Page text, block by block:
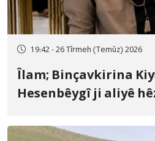
19:42 - 26 Tîrmeh (Temûz) 2026
Îlam; Binçavkirina
Hesenbêygî ji aliyê